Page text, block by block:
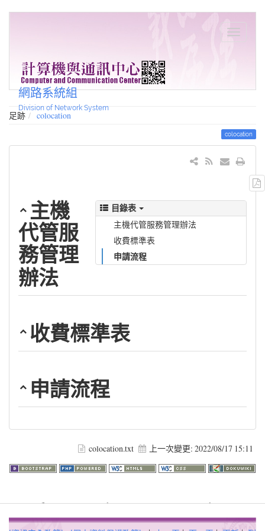
網路系統組
Division of Network System
足跡 colocation
colocation
目錄表
主機代管服務管理辦法
收費標準表
申請流程
主機
代管服
務管理
辦法
收費標準表
申請流程
colocation.txt 上一次變更: 2022/08/17 15:11
Warning: file_get_contents(http://www.geoplugin.net/php.gp?
ip=216.73.216.4): failed to open stream: HTTP request failed!